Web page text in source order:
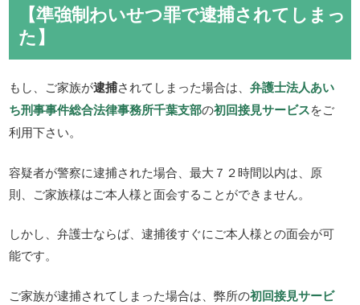
【準強制わいせつ罪で逮捕されてしまっ
た】
もし、ご家族が逮捕されてしまった場合は、弁護士法人あい
ち刑事事件総合法律事務所千葉支部の初回接見サービスをご
利用下さい。
容疑者が警察に逮捕された場合、最大７２時間以内は、原
則、ご家族様はご本人様と面会することができません。
しかし、弁護士ならば、逮捕後すぐにご本人様との面会が可
能です。
ご家族が逮捕されてしまった場合は、弊所の初回接見サービ